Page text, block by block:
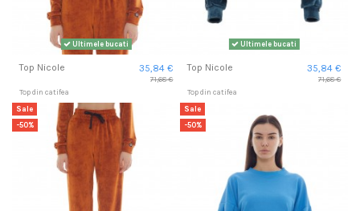
Ultimele bucati
Top Nicole 35,84 €
71,68 €
Top din catifea
Ultimele bucati
Top Nicole 35,84 €
71,68 €
Top din catifea
Sale
-50%
Sale
-50%